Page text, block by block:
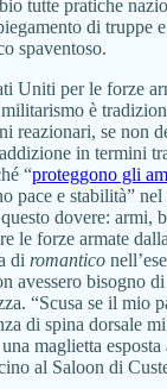
tutte pratiche
di truppe
spaventoso.
Uniti per le forze
è
reazionari, se non
in termini
“proteggono gli
pace e stabilità”
dovere: armi,
le forze armate
di romantico
avessero bisogno
“Scusa se il mio
di spina dorsale
maglietta esposta
al Saloon di